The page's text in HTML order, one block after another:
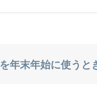
年末年始に使うと